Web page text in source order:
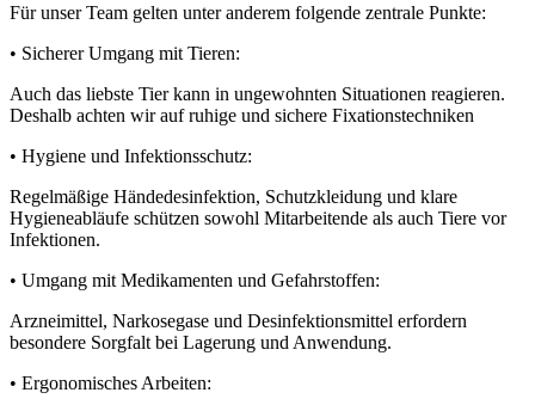
Für unser Team gelten unter anderem folgende zentrale Punkte:
• Sicherer Umgang mit Tieren:
Auch das liebste Tier kann in ungewohnten Situationen reagieren.
Deshalb achten wir auf ruhige und sichere Fixationstechniken
• Hygiene und Infektionsschutz:
Regelmäßige Händedesinfektion, Schutzkleidung und klare
Hygieneabläufe schützen sowohl Mitarbeitende als auch Tiere vor
Infektionen.
• Umgang mit Medikamenten und Gefahrstoffen:
Arzneimittel, Narkosegase und Desinfektionsmittel erfordern
besondere Sorgfalt bei Lagerung und Anwendung.
• Ergonomisches Arbeiten: